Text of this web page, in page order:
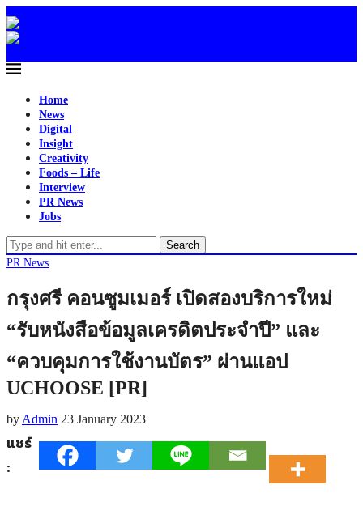
Home
News
Digital
Insight
Creativity
Foods – Life
Interview
PR News
Jobs
Search
PR News
กรุงศรี คอนซูมเมอร์ เปิดสองบริการใหม่
“รับหนังสือข้อมูลเครดิตประจำปี” และ
“ควบคุมการใช้งานบัตร” ผ่านแอป
UCHOOSE [PR]
by Admin 23 January 2023
แชร์
: